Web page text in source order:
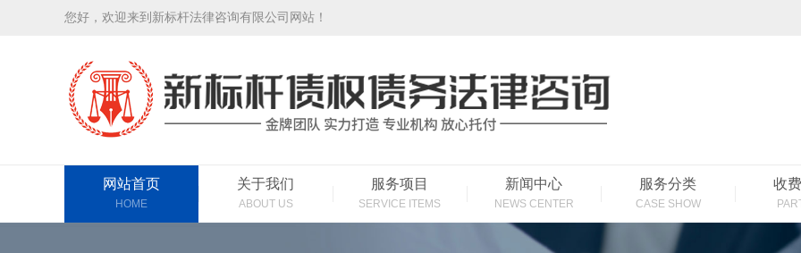
您好，欢迎来到新标杆法律咨询有限公司网站！
网站首页
HOME
关于我们
ABOUT US
服务项目
SERVICE ITEMS
新闻中心
NEWS CENTER
服务分类
CASE SHOW
收